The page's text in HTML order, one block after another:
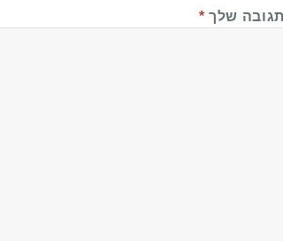
שלך *